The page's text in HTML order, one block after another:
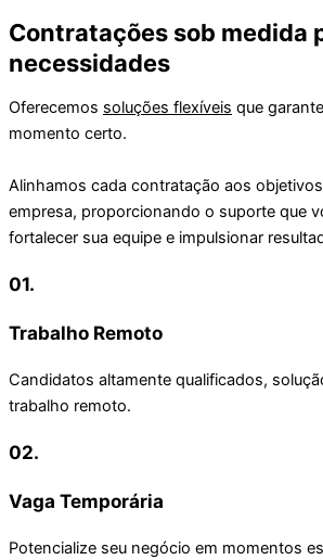
Contratações sob medida
necessidades
Oferecemos soluções flexíveis que
momento certo.
Alinhamos cada contratação aos
empresa, proporcionando o suporte que
fortalecer sua equipe e impulsionar
01.
Trabalho Remoto
Candidatos altamente qualificados,
trabalho remoto.
02.
Vaga Temporária
Potencialize seu negócio em momentos